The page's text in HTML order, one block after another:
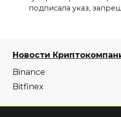
подписала указ,
Новости
Binance
Bitfinex